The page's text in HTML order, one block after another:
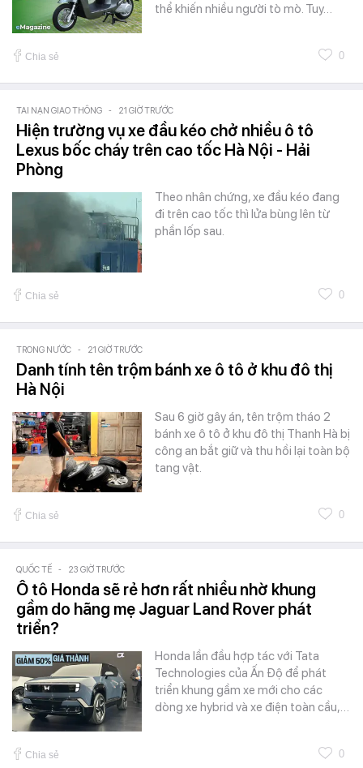
thể khiến nhiều người tò mò. Tuy…
Chia sẻ 0
TAI NẠN GIAO THÔNG - 21 GIỜ TRƯỚC
Hiện trường vụ xe đầu kéo chở nhiều ô tô
Lexus bốc cháy trên cao tốc Hà Nội - Hải
Phòng
Theo nhân chứng, xe đầu kéo đang
đi trên cao tốc thì lửa bùng lên từ
phần lốp sau.
Chia sẻ 0
TRONG NƯỚC - 21 GIỜ TRƯỚC
Danh tính tên trộm bánh xe ô tô ở khu đô thị
Hà Nội
Sau 6 giờ gây án, tên trộm tháo 2
bánh xe ô tô ở khu đô thị Thanh Hà bị
công an bắt giữ và thu hồi lại toàn bộ
tang vật.
Chia sẻ 0
QUỐC TẾ - 23 GIỜ TRƯỚC
Ô tô Honda sẽ rẻ hơn rất nhiều nhờ khung
gầm do hãng mẹ Jaguar Land Rover phát
triển?
Honda lần đầu hợp tác với Tata
Technologies của Ấn Độ để phát
triển khung gầm xe mới cho các
dòng xe hybrid và xe điện toàn cầu,…
Chia sẻ 0